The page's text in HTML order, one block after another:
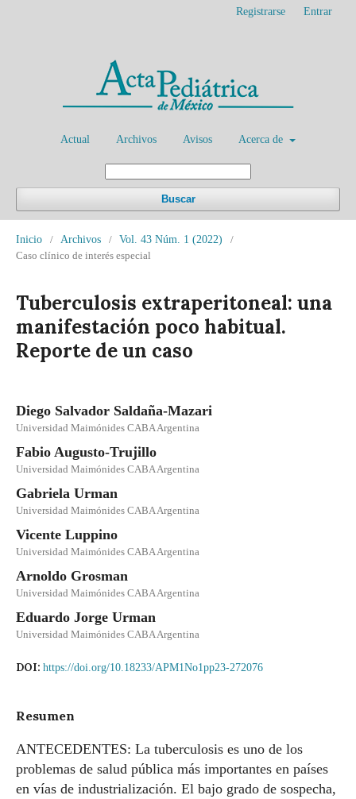
Actual Archivos Avisos Acerca de
Buscar
Registrarse Entrar
Inicio / Archivos / Vol. 43 Núm. 1 (2022)
/
Caso clínico de interés especial
Tuberculosis extraperitoneal: una
manifestación poco habitual.
Reporte de un caso
Diego Salvador Saldaña-Mazari
Universidad Maimónides CABA Argentina
Fabio Augusto-Trujillo
Universidad Maimónides CABA Argentina
Gabriela Urman
Universidad Maimónides CABA Argentina
Vicente Luppino
Universidad Maimónides CABA Argentina
Arnoldo Grosman
Universidad Maimónides CABA Argentina
Eduardo Jorge Urman
Universidad Maimónides CABA Argentina
DOI: https://doi.org/10.18233/APM1No1pp23-272076
Resumen
ANTECEDENTES: La tuberculosis es uno de los
problemas de salud pública más importantes en países
en vías de industrialización. El bajo grado de sospecha,